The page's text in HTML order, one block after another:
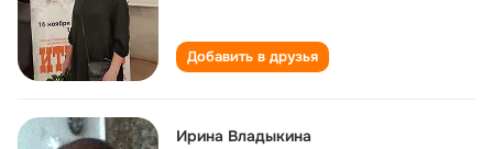
Добавить в друзья
Ирина Владыкина